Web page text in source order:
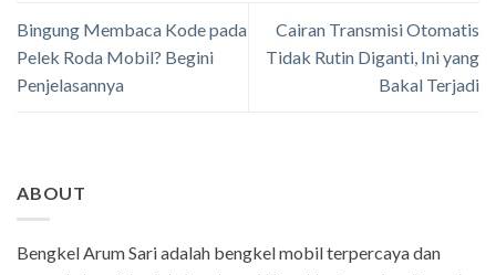
ABOUT
Bengkel Arum Sari adalah bengkel mobil terpercaya dan
Bingung Membaca Kode pada
Pelek Roda Mobil? Begini
Penjelasannya
Cairan Transmisi Otomatis
Tidak Rutin Diganti, Ini yang
Bakal Terjadi